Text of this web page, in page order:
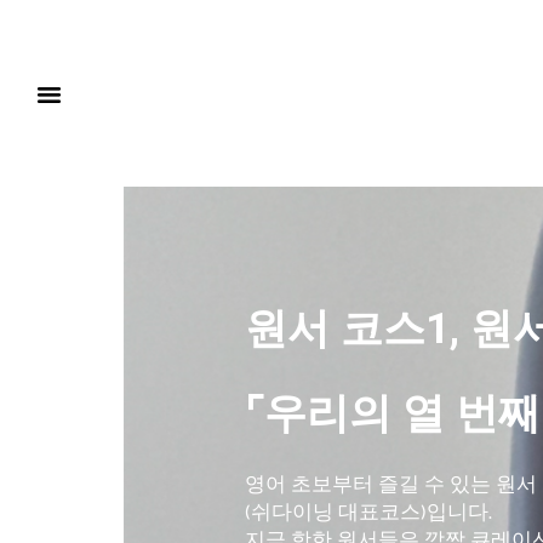
원서 코스1, 원
⌜우리의 열 번
영어 초보부터 즐길 수 있는 원
(쉬다이닝 대표코스)입니다.